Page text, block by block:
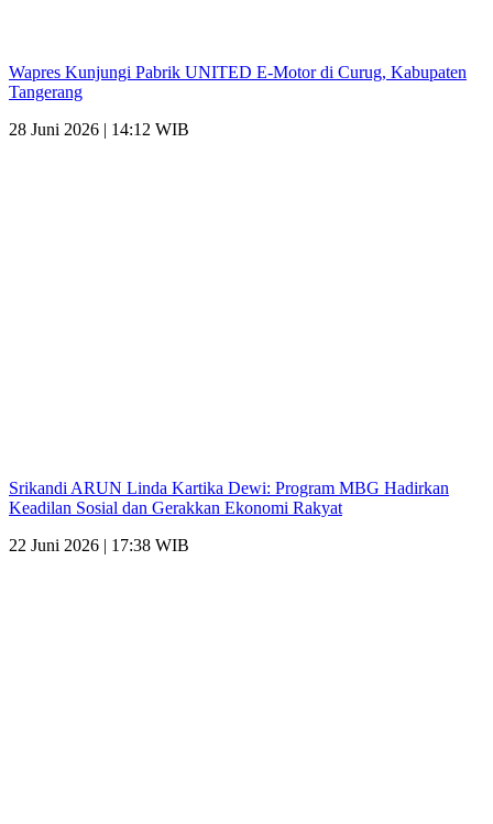
Wapres Kunjungi Pabrik UNITED E-Motor di Curug, Kabupaten
Tangerang
28 Juni 2026 | 14:12 WIB
Srikandi ARUN Linda Kartika Dewi: Program MBG Hadirkan
Keadilan Sosial dan Gerakkan Ekonomi Rakyat
22 Juni 2026 | 17:38 WIB